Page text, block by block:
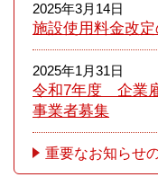
2025年3月14日
施設使用料金改
2025年1月31日
令和7年度 企業
事業者募集
重要なお知らせ